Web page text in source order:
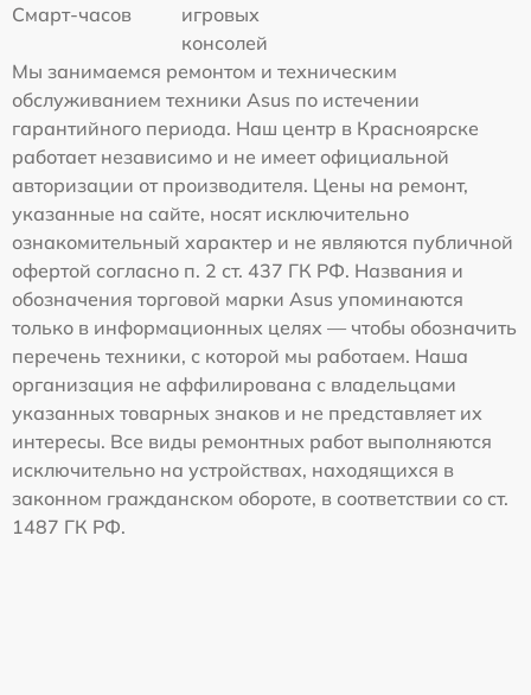
Смарт-часов
игровых
консолей
Мы занимаемся ремонтом и техническим
обслуживанием техники Asus по истечении
гарантийного периода. Наш центр в Красноярске
работает независимо и не имеет официальной
авторизации от производителя. Цены на ремонт,
указанные на сайте, носят исключительно
ознакомительный характер и не являются публичной
офертой согласно п. 2 ст. 437 ГК РФ. Названия и
обозначения торговой марки Asus упоминаются
только в информационных целях — чтобы обозначить
перечень техники, с которой мы работаем. Наша
организация не аффилирована с владельцами
указанных товарных знаков и не представляет их
интересы. Все виды ремонтных работ выполняются
исключительно на устройствах, находящихся в
законном гражданском обороте, в соответствии со ст.
1487 ГК РФ.